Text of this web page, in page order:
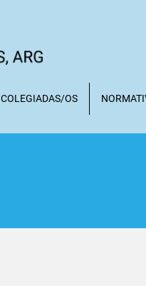
COLEGIADAS/OS